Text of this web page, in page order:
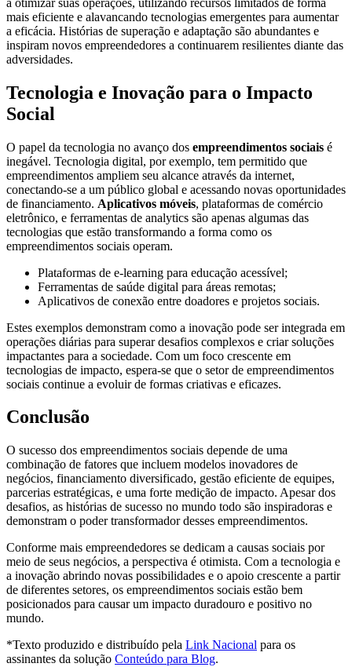
mais eficiente e alavancando tecnologias emergentes para aumentar
a eficácia. Histórias de superação e adaptação são abundantes e
inspiram novos empreendedores a continuarem resilientes diante das
adversidades.
Tecnologia e Inovação para o Impacto
Social
O papel da tecnologia no avanço dos empreendimentos sociais é
inegável. Tecnologia digital, por exemplo, tem permitido que
empreendimentos ampliem seu alcance através da internet,
conectando-se a um público global e acessando novas oportunidades
de financiamento. Aplicativos móveis, plataformas de comércio
eletrônico, e ferramentas de analytics são apenas algumas das
tecnologias que estão transformando a forma como os
empreendimentos sociais operam.
Plataformas de e-learning para educação acessível;
Ferramentas de saúde digital para áreas remotas;
Aplicativos de conexão entre doadores e projetos sociais.
Estes exemplos demonstram como a inovação pode ser integrada em
operações diárias para superar desafios complexos e criar soluções
impactantes para a sociedade. Com um foco crescente em
tecnologias de impacto, espera-se que o setor de empreendimentos
sociais continue a evoluir de formas criativas e eficazes.
Conclusão
O sucesso dos empreendimentos sociais depende de uma
combinação de fatores que incluem modelos inovadores de
negócios, financiamento diversificado, gestão eficiente de equipes,
parcerias estratégicas, e uma forte medição de impacto. Apesar dos
desafios, as histórias de sucesso no mundo todo são inspiradoras e
demonstram o poder transformador desses empreendimentos.
Conforme mais empreendedores se dedicam a causas sociais por
meio de seus negócios, a perspectiva é otimista. Com a tecnologia e
a inovação abrindo novas possibilidades e o apoio crescente a partir
de diferentes setores, os empreendimentos sociais estão bem
posicionados para causar um impacto duradouro e positivo no
mundo.
*Texto produzido e distribuído pela Link Nacional para os
assinantes da solução Conteúdo para Blog.